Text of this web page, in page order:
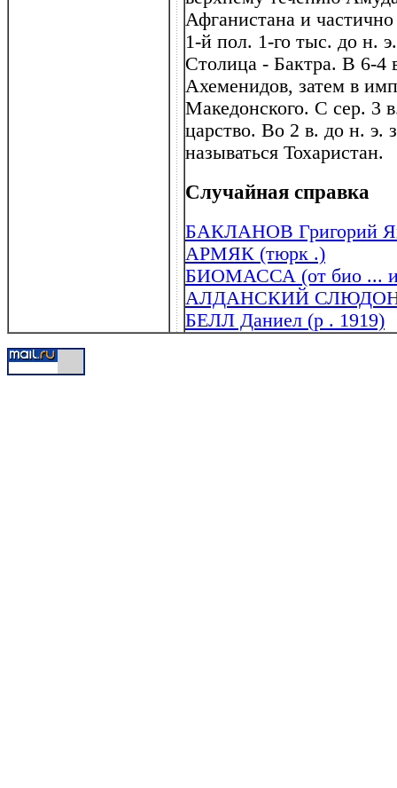
Афганистана и
1-й пол. 1-го тыс. до н.
Столица - Бактра. В 6-4
Ахеменидов, затем в
Македонского. С сер. 3
царство. Во 2 в. до н. э.
называться Тохаристан.
Случайная справка
БАКЛАНОВ Григорий
АРМЯК (тюрк .)
БИОМАССА (от био ... и
АЛДАНСКИЙ
БЕЛЛ Даниел (р . 1919)